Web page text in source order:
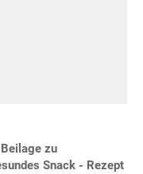
zu
Snack - Rezept